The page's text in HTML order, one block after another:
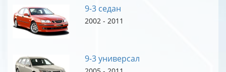
9-3 седан
2002 - 2011
9-3 универсал